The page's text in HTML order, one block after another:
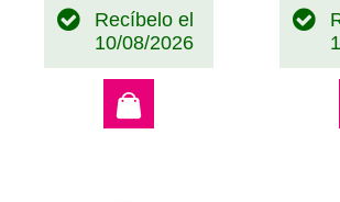
Recíbelo el
10/08/2026